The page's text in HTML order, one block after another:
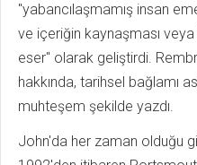
"yabancılaşmamış insan
ve içeriğin kaynaşması
eser" olarak geliştirdi.
hakkında, tarihsel bağlamı
muhteşem şekilde yazdı.
John'da her zaman olduğu